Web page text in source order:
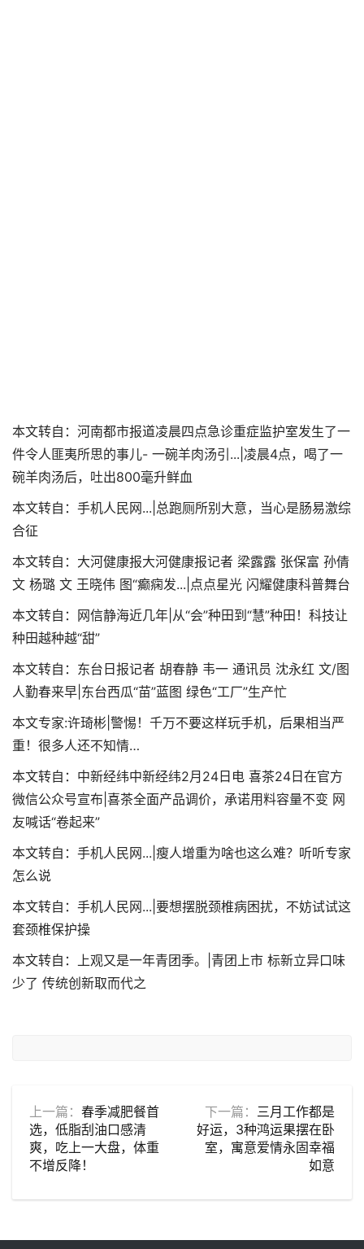
本文转自：河南都市报道凌晨四点急诊重症监护室发生了一
件令人匪夷所思的事儿- 一碗羊肉汤引...|凌晨4点，喝了一
碗羊肉汤后，吐出800毫升鲜血
本文转自：手机人民网...|总跑厕所别大意，当心是肠易激综
合征
本文转自：大河健康报大河健康报记者 梁露露 张保富 孙倩
文 杨璐 文 王晓伟 图“癫痫发...|点点星光 闪耀健康科普舞台
本文转自：网信静海近几年|从“会”种田到“慧”种田！科技让
种田越种越“甜”
本文转自：东台日报记者 胡春静 韦一 通讯员 沈永红 文/图
人勤春来早|东台西瓜“苗”蓝图 绿色“工厂”生产忙
本文专家:许琦彬|警惕！千万不要这样玩手机，后果相当严
重！很多人还不知情…
本文转自：中新经纬中新经纬2月24日电 喜茶24日在官方
微信公众号宣布|喜茶全面产品调价，承诺用料容量不变 网
友喊话“卷起来”
本文转自：手机人民网...|瘦人增重为啥也这么难？听听专家
怎么说
本文转自：手机人民网...|要想摆脱颈椎病困扰，不妨试试这
套颈椎保护操
本文转自：上观又是一年青团季。|青团上市 标新立异口味
少了 传统创新取而代之
上一篇： 春季减肥餐首
选，低脂刮油口感清
爽，吃上一大盘，体重
不增反降！
下一篇： 三月工作都是
好运，3种鸿运果摆在卧
室，寓意爱情永固幸福
如意